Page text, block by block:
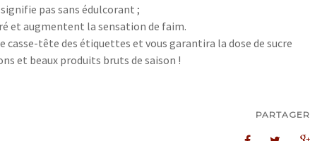
pas sans édulcorant ;
et augmentent la sensation de faim.
tête des étiquettes et vous garantira la dose de sucre
et beaux produits bruts de saison !
PARTAGER